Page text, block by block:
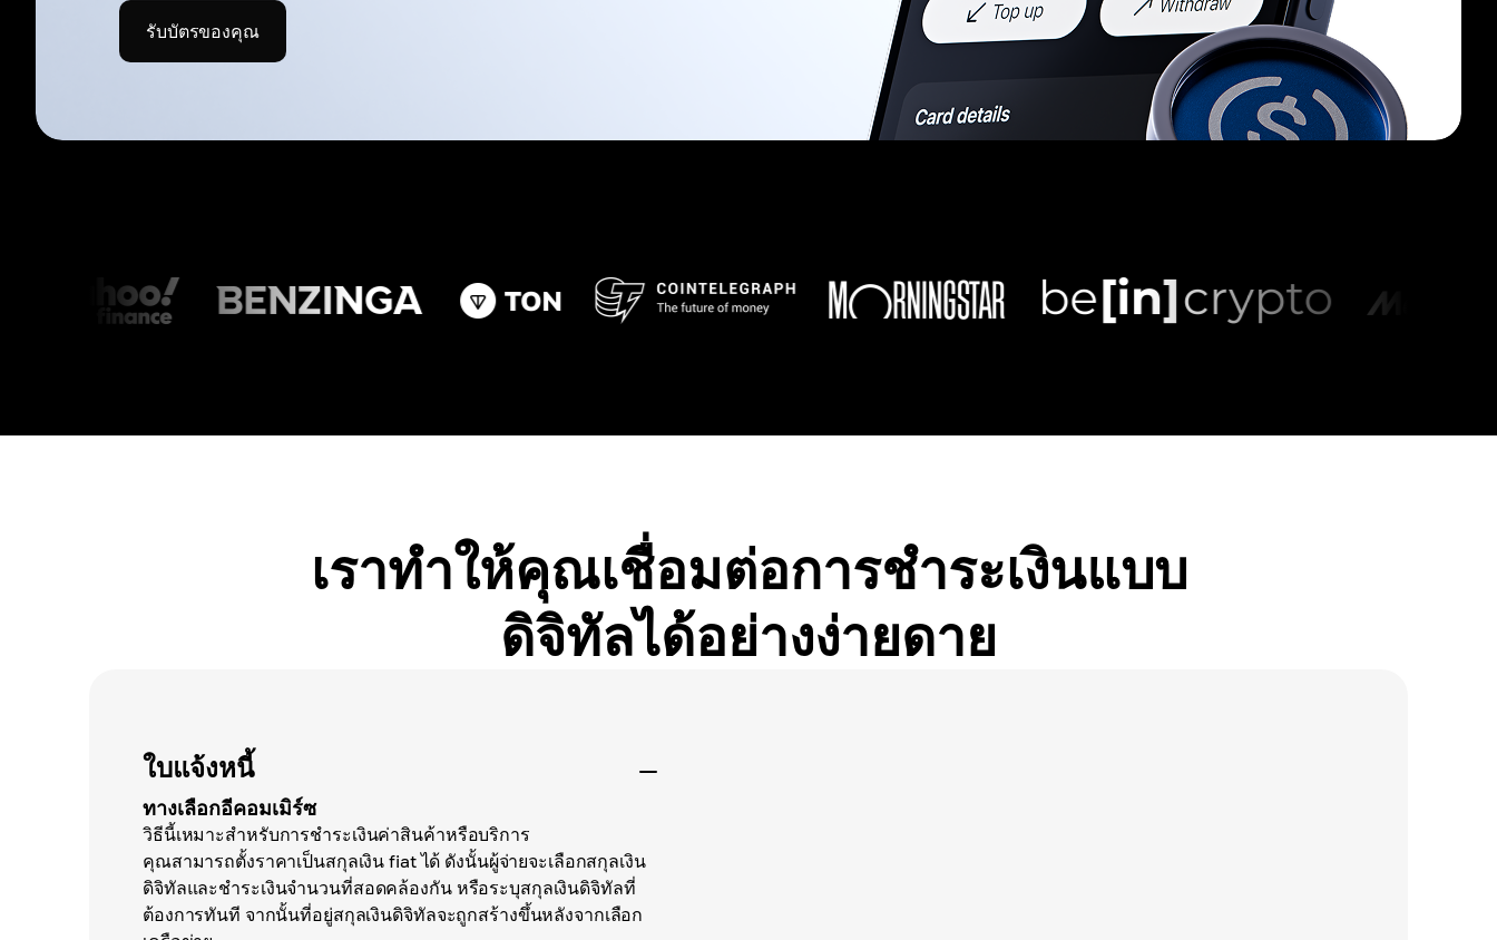
รับบัตรของคุณ
เราทำให้คุณเชื่อมต่อการชำระเงินแบบ
ดิจิทัลได้อย่างง่ายดาย
ใบแจ้งหนี้
ทางเลือกอีคอมเมิร์ซ
วิธีนี้เหมาะสำหรับการชำระเงินค่าสินค้าหรือบริการ
คุณสามารถตั้งราคาเป็นสกุลเงิน fiat ได้ ดังนั้นผู้จ่ายจะเลือกสกุลเงิน
ดิจิทัลและชำระเงินจำนวนที่สอดคล้องกัน หรือระบุสกุลเงินดิจิทัลที่
ต้องการทันที จากนั้นที่อยู่สกุลเงินดิจิทัลจะถูกสร้างขึ้นหลังจากเลือก